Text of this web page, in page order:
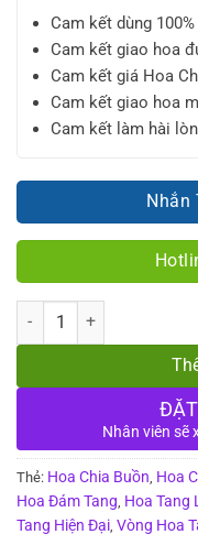
Cam kết dùng
Cam kết giao hoa
Cam kết giá Hoa
Cam kết giao hoa
Cam kết làm hài
Nhắn
Số lượng
Nhân viên sẽ
Thẻ: Hoa Chia Buồn Hoa
Hoa Đám Tang Hoa Tang
Tang Hiện Đại Vòng Hoa